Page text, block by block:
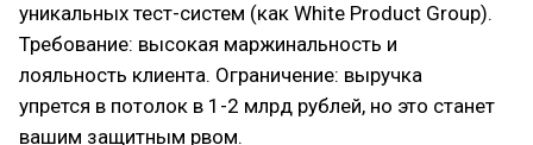
уникальных тест-систем (как White Product Group).
Требование: высокая маржинальность и
лояльность клиента. Ограничение: выручка
упрется в потолок в 1-2 млрд рублей, но это станет
вашим защитным рвом.